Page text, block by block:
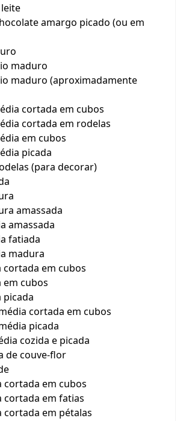
amargo picado (ou em
maduro
maduro (aproximadamente
cortada em cubos
cortada em rodelas
em cubos
picada
(para decorar)
amassada
amassada
fatiada
madura
cortada em cubos
em cubos
picada
cortada em cubos
picada
cozida e picada
de couve-flor
cortada em cubos
cortada em fatias
cortada em pétalas